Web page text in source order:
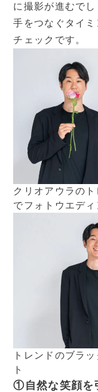
に撮影が進むでし
手をつなぐタイ
チェックです。
クリオアウラの
でフォトウエディ
トレンドのブラ
ト
①自然な笑顔を